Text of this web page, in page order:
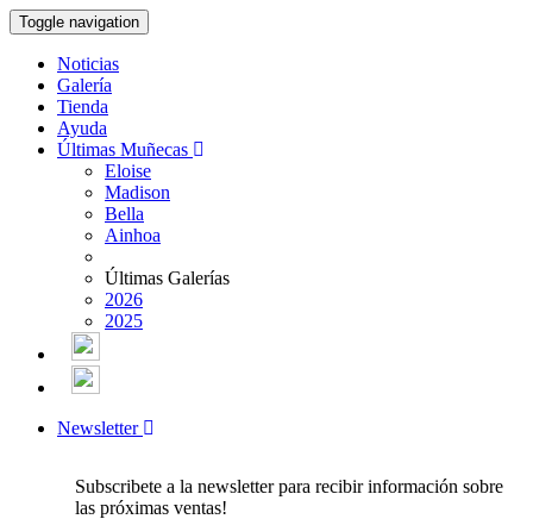
Toggle navigation
Noticias
Galería
Tienda
Ayuda
Últimas Muñecas
Eloise
Madison
Bella
Ainhoa
Últimas Galerías
2026
2025
Newsletter
Subscribete a la newsletter para recibir información sobre
las próximas ventas!